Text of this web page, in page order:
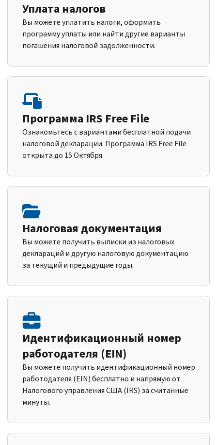
Уплата налогов
Вы можете уплатить налоги, оформить
программу уплаты или найти другие варианты
погашения налоговой задолженности.
Программа IRS Free File
Ознакомьтесь с вариантами бесплатной подачи
налоговой декларации. Программа IRS Free File
открыта до 15 Октября.
Налоговая документация
Вы можете получить выписки из налоговых
деклараций и другую налоговую документацию
за текущий и предыдущие годы.
Идентификационный номер
работодателя (EIN)
Вы можете получить идентификационный номер
работодателя (EIN) бесплатно и напрямую от
Налогового управления США (IRS) за считанные
минуты.